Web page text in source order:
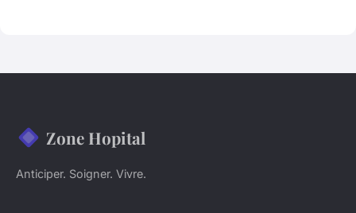
Zone Hopital
Anticiper. Soigner. Vivre.